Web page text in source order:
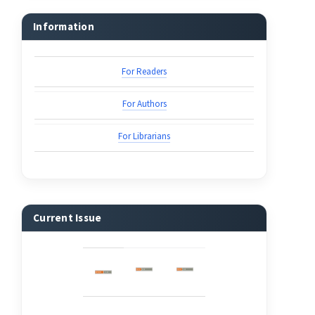
Information
For Readers
For Authors
For Librarians
Current Issue